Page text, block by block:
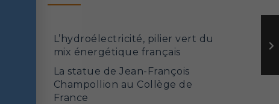
L’hydroélectricité, pilier vert du
mix énergétique français
La statue de Jean-François
Champollion au Collège de
France